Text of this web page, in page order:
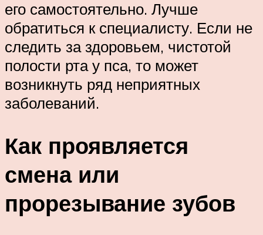
его самостоятельно. Лучше
обратиться к специалисту. Если не
следить за здоровьем, чистотой
полости рта у пса, то может
возникнуть ряд неприятных
заболеваний.
Как проявляется
смена или
прорезывание зубов